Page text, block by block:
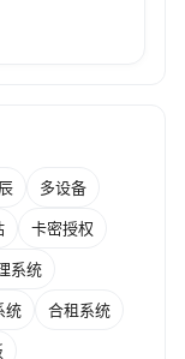
多设备
卡密授权
系统
统 合租系统